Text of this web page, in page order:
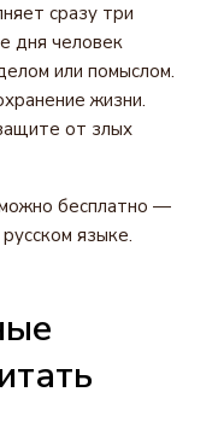
сразу три
дня человек
или помыслом.
жизни.
от злых
бесплатно —
языке.